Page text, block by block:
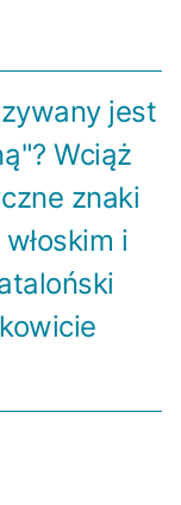
jest
Wciąż
znaki
i